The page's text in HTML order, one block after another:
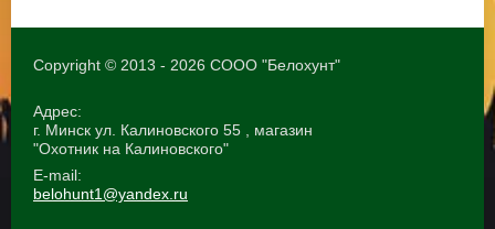
Copyright © 2013 - 2026 СООО "Белохунт"
Адрес:
г. Минск ул. Калиновского 55 , магазин
"Охотник на Калиновского"
E-mail:
belohunt1@yandex.ru